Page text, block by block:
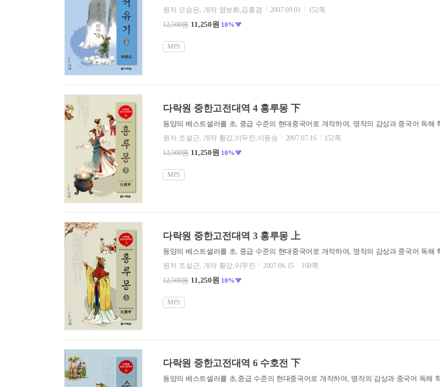
원저 오승은, 개작 염보화,김홍겸
2007.09.01
152쪽
12,500원 11,250원 10%
MP3
다락원 중한고전대역 4 홍루몽 下
원저 조설근, 개작 황강,이무진,이동승
2007.07.16
152쪽
12,500원 11,250원 10%
MP3
다락원 중한고전대역 3 홍루몽 上
원저 조설근, 개작 황강,이무진
2007.06.15
160쪽
12,500원 11,250원 10%
MP3
다락원 중한고전대역 6 수호전 下